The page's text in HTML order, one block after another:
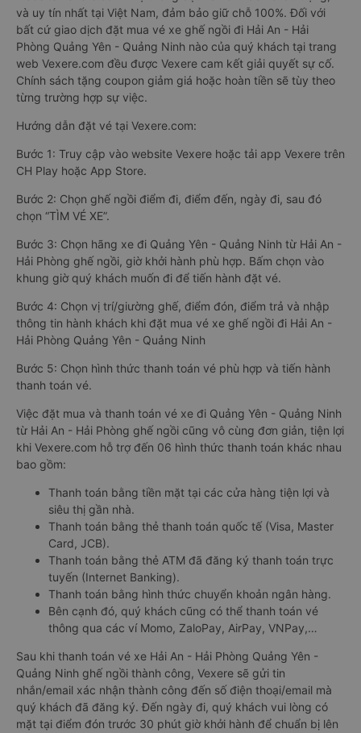
và uy tín nhất tại Việt Nam, đảm bảo giữ chỗ 100%. Đối với
bất cứ giao dịch đặt mua vé xe ghế ngồi đi Hải An - Hải
Phòng Quảng Yên - Quảng Ninh nào của quý khách tại trang
web Vexere.com đều được Vexere cam kết giải quyết sự cố.
Chính sách tặng coupon giảm giá hoặc hoàn tiền sẽ tùy theo
từng trường hợp sự việc.
Hướng dẫn đặt vé tại Vexere.com:
Bước 1: Truy cập vào website Vexere hoặc tải app Vexere trên
CH Play hoặc App Store.
Bước 2: Chọn ghế ngồi điểm đi, điểm đến, ngày đi, sau đó
chọn “TÌM VÉ XE”.
Bước 3: Chọn hãng xe đi Quảng Yên - Quảng Ninh từ Hải An -
Hải Phòng ghế ngồi, giờ khởi hành phù hợp. Bấm chọn vào
khung giờ quý khách muốn đi để tiến hành đặt vé.
Bước 4: Chọn vị trí/giường ghế, điểm đón, điểm trả và nhập
thông tin hành khách khi đặt mua vé xe ghế ngồi đi Hải An -
Hải Phòng Quảng Yên - Quảng Ninh
Bước 5: Chọn hình thức thanh toán vé phù hợp và tiến hành
thanh toán vé.
Việc đặt mua và thanh toán vé xe đi Quảng Yên - Quảng Ninh
từ Hải An - Hải Phòng ghế ngồi cũng vô cùng đơn giản, tiện lợi
khi Vexere.com hỗ trợ đến 06 hình thức thanh toán khác nhau
bao gồm:
Thanh toán bằng tiền mặt tại các cửa hàng tiện lợi và
siêu thị gần nhà.
Thanh toán bằng thẻ thanh toán quốc tế (Visa, Master
Card, JCB).
Thanh toán bằng thẻ ATM đã đăng ký thanh toán trực
tuyến (Internet Banking).
Thanh toán bằng hình thức chuyển khoản ngân hàng.
Bên cạnh đó, quý khách cũng có thể thanh toán vé
thông qua các ví Momo, ZaloPay, AirPay, VNPay,…
Sau khi thanh toán vé xe Hải An - Hải Phòng Quảng Yên -
Quảng Ninh ghế ngồi thành công, Vexere sẽ gửi tin
nhắn/email xác nhận thành công đến số điện thoại/email mà
quý khách đã đăng ký. Đến ngày đi, quý khách vui lòng có
mặt tại điểm đón trước 30 phút giờ khởi hành để chuẩn bị lên